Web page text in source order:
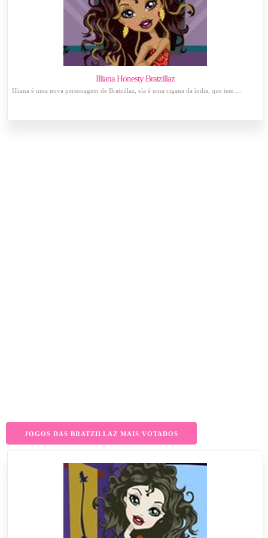
Illiana Honesty Bratzillaz
Illiana é uma nova personagem de Bratzillaz, ela é uma cigana da ìndia, que tem ...
JOGOS DAS BRATZILLAZ MAIS VOTADOS